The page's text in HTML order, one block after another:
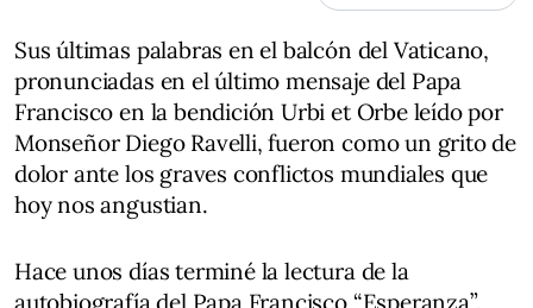
Sus últimas palabras en el balcón del Vaticano,
pronunciadas en el último mensaje del Papa
Francisco en la bendición Urbi et Orbe leído por
Monseñor Diego Ravelli, fueron como un grito de
dolor ante los graves conflictos mundiales que
hoy nos angustian.
Hace unos días terminé la lectura de la
autobiografía del Papa Francisco “Esperanza”,